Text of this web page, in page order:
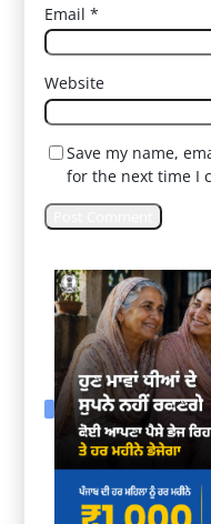
Email*
Website
Save my name,
for the next time I